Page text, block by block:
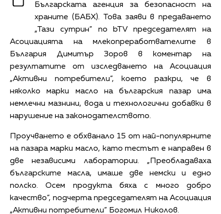
Българската агенция за безопасност на
храните (БАБХ). Това заяви в предаването
„Тази сутрин” по bTV председателят на
Асоциацията на млекопреработвателите в
България Димитър Зоров в коментар на
резултатите от изследването на Асоциация
„Активни потребители”, което разкри, че в
няколко марки масло на българския пазар има
немлечни мазнини, вода и технологични добавки в
нарушение на законодателството.
Проучването е обхванало 15 от най-популярните
на пазара марки масло, като тестът е направен в
две независими лаборатории. „Преобладаваха
българските масла, имаше две немски и едно
полско. Осем продукта бяха с много добро
качество”, подчерта председателят на Асоциация
„Активни потребители” Богомил Николов.